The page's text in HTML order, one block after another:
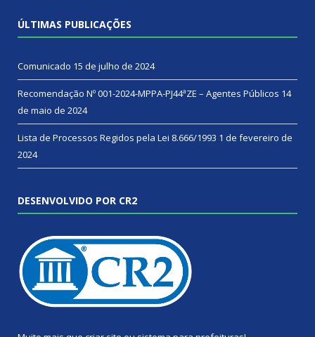
ÚLTIMAS PUBLICAÇÕES
Comunicado 15 de julho de 2024
Recomendação Nº 001-2024-MPPA-PJ44ªZE – Agentes Públicos 14
de maio de 2024
Lista de Processos Regidos pela Lei 8.666/1993 1 de fevereiro de
2024
DESENVOLVIDO POR CR2